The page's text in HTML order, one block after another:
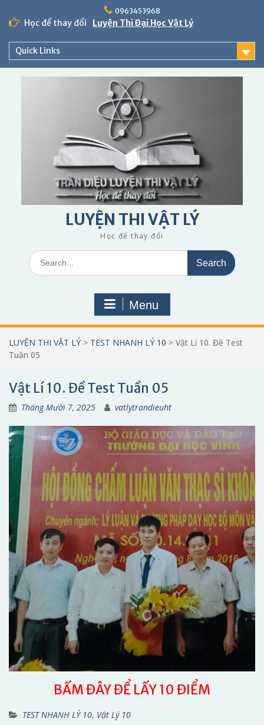
content
0963453968
Học để thay đổi Luyện Thi Đại Học Vật Lý
Quick Links
LUYỆN THI VẬT LÝ
Học để thay đổi
Search
for:
Menu
LUYỆN THI VẬT LÝ > TEST NHANH LÝ 10 > Vật Lí 10. Đề Test
Tuần 05
Vật Lí 10. Đề Test Tuần 05
Tháng Mười 7, 2025 vatlytrandieuht
BẤM ĐÂY ĐỂ LẤY 10 ĐIỂM
TEST NHANH LÝ 10, Vật Lý 10